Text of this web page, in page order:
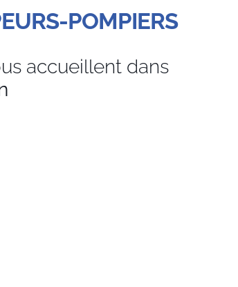
POMPIERS
accueillent dans